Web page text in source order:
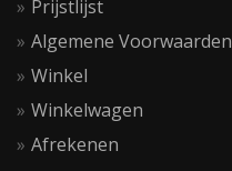
Prijstlijst
Algemene Voorwaarden
Winkel
Winkelwagen
Afrekenen